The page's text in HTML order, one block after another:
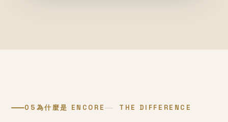
05 為什麼是 ENCORE THE DIFFERENCE